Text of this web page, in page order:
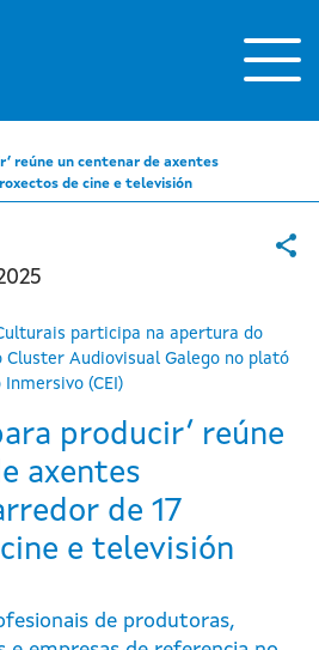
reúne un centenar de axentes
de cine e televisión
participa na apertura do
Audiovisual Galego no plató
(CEI)
producir’ reúne
axentes
de 17
e televisión
de produtoras,